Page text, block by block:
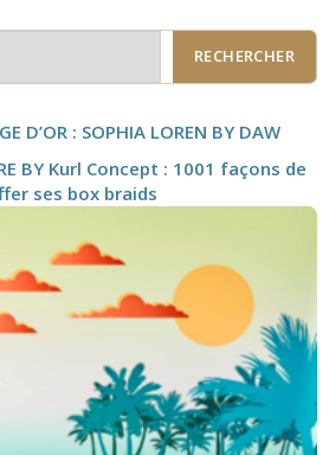
RECHERCHER
D’OR : SOPHIA LOREN BY DAW
BY Kurl Concept : 1001 façons de
ses box braids